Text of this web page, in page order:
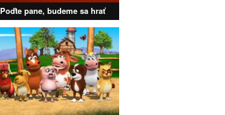
Poďte pane, budeme sa hrať